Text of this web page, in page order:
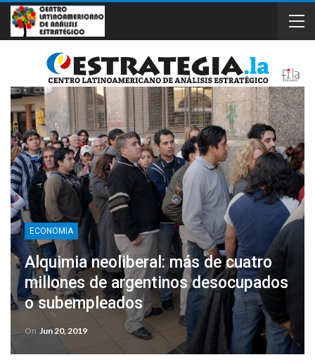
ECONOMIA
Alquimia neoliberal: más de cuatro
millones de argentinos desocupados
o subempleados
On Jun 20, 2019